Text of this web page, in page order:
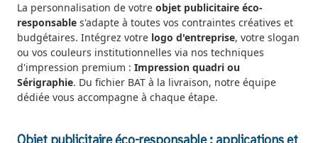
La personnalisation de votre objet publicitaire éco-
responsable s'adapte à toutes vos contraintes créatives et
budgétaires. Intégrez votre logo d'entreprise, votre slogan
ou vos couleurs institutionnelles via nos techniques
d'impression premium : Impression quadri ou
Sérigraphie. Du fichier BAT à la livraison, notre équipe
dédiée vous accompagne à chaque étape.